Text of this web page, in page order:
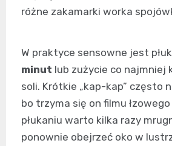
różne zakamarki worka
W praktyce sensowne jest
minut lub zużycie co najmniej
soli. Krótkie „kap-kap” często
bo trzyma się on filmu
płukaniu warto kilka razy
ponownie obejrzeć oko w